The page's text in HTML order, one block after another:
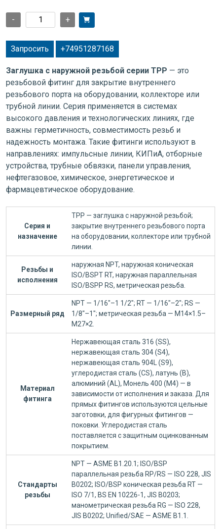
- +
Запросить +74951287168
Заглушка с наружной резьбой серии TPP — это
резьбовой фитинг для закрытие внутреннего
резьбового порта на оборудовании, коллекторе или
трубной линии. Серия применяется в системах
высокого давления и технологических линиях, где
важны герметичность, совместимость резьб и
надежность монтажа. Такие фитинги используют в
направлениях: импульсные линии, КИПиА, отборные
устройства, трубные обвязки, панели управления,
нефтегазовое, химическое, энергетическое и
фармацевтическое оборудование.
Серия и
назначение
TPP — заглушка с наружной резьбой;
закрытие внутреннего резьбового порта
на оборудовании, коллекторе или трубной
линии.
Резьбы и
исполнения
наружная NPT, наружная коническая
ISO/BSPT RT, наружная параллельная
ISO/BSPP RS, метрическая резьба.
Размерный ряд
NPT — 1/16"–1 1/2"; RT — 1/16"–2"; RS —
1/8"–1"; метрическая резьба — M14×1.5–
M27×2.
Материал
фитинга
Нержавеющая сталь 316 (SS),
нержавеющая сталь 304 (S4),
нержавеющая сталь 904L (S9),
углеродистая сталь (CS), латунь (B),
алюминий (AL), Монель 400 (M4) — в
зависимости от исполнения и заказа. Для
прямых фитингов используются цельные
заготовки, для фигурных фитингов —
поковки. Углеродистая сталь
поставляется с защитным оцинкованным
покрытием.
Стандарты
резьбы
NPT — ASME B1.20.1; ISO/BSP
параллельная резьба RP/RS — ISO 228, JIS
B0202; ISO/BSP коническая резьба RT —
ISO 7/1, BS EN 10226-1, JIS B0203;
манометрическая резьба RG — ISO 228,
JIS B0202; Unified/SAE — ASME B1.1.